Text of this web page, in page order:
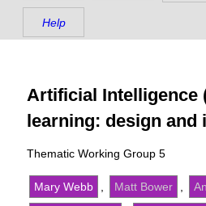
Help
Artificial Intelligence
learning: design and
Thematic Working Group 5
Mary Webb Matt Bower